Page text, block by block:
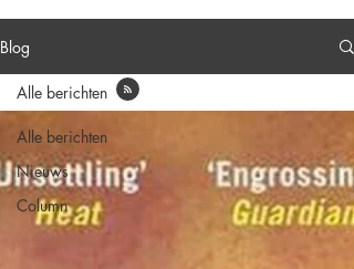
Blog
Alle berichten
Nieuws
Column
Alle berichten